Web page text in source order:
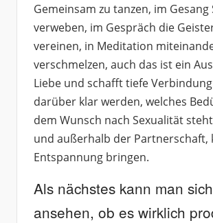
Gemeinsam zu tanzen, im Gesang
verweben, im Gespräch die
vereinen, in Meditation
verschmelzen, auch das ist ein
Liebe und schafft tiefe
darüber klar werden, welches
dem Wunsch nach Sexualität
und außerhalb der Partnerschaft,
Entspannung bringen.
Als nächstes kann man sich
ansehen, ob es wirklich